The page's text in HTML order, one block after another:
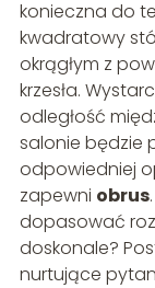
konieczna do
kwadratowy
okrągłym z
krzesła.
odległość
salonie będzie
odpowiedniej
zapewni obrus
dopasować
doskonale?
nurtujące